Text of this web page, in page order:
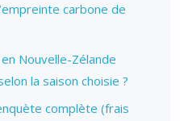
carbone de
Nouvelle-Zélande
la saison choisie ?
complète (frais